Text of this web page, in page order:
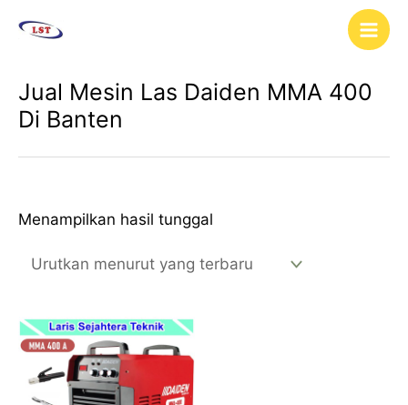
Main
Jual Mesin Las Daiden MMA 400
Di Banten
Menampilkan hasil tunggal